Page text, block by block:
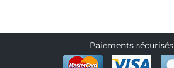
Paiements sécurisés